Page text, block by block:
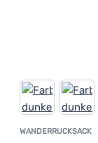
WANDERRUCKSACK